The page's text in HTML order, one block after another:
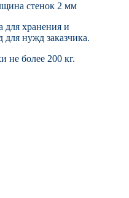
стенок 2 мм
для хранения и
нужд заказчика.
не более 200 кг.